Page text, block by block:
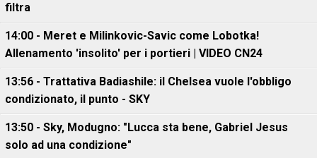
filtra
14:00 - Meret e Milinkovic-Savic come Lobotka!
Allenamento 'insolito' per i portieri | VIDEO CN24
13:56 - Trattativa Badiashile: il Chelsea vuole l'obbligo
condizionato, il punto - SKY
13:50 - Sky, Modugno: "Lucca sta bene, Gabriel Jesus
solo ad una condizione"